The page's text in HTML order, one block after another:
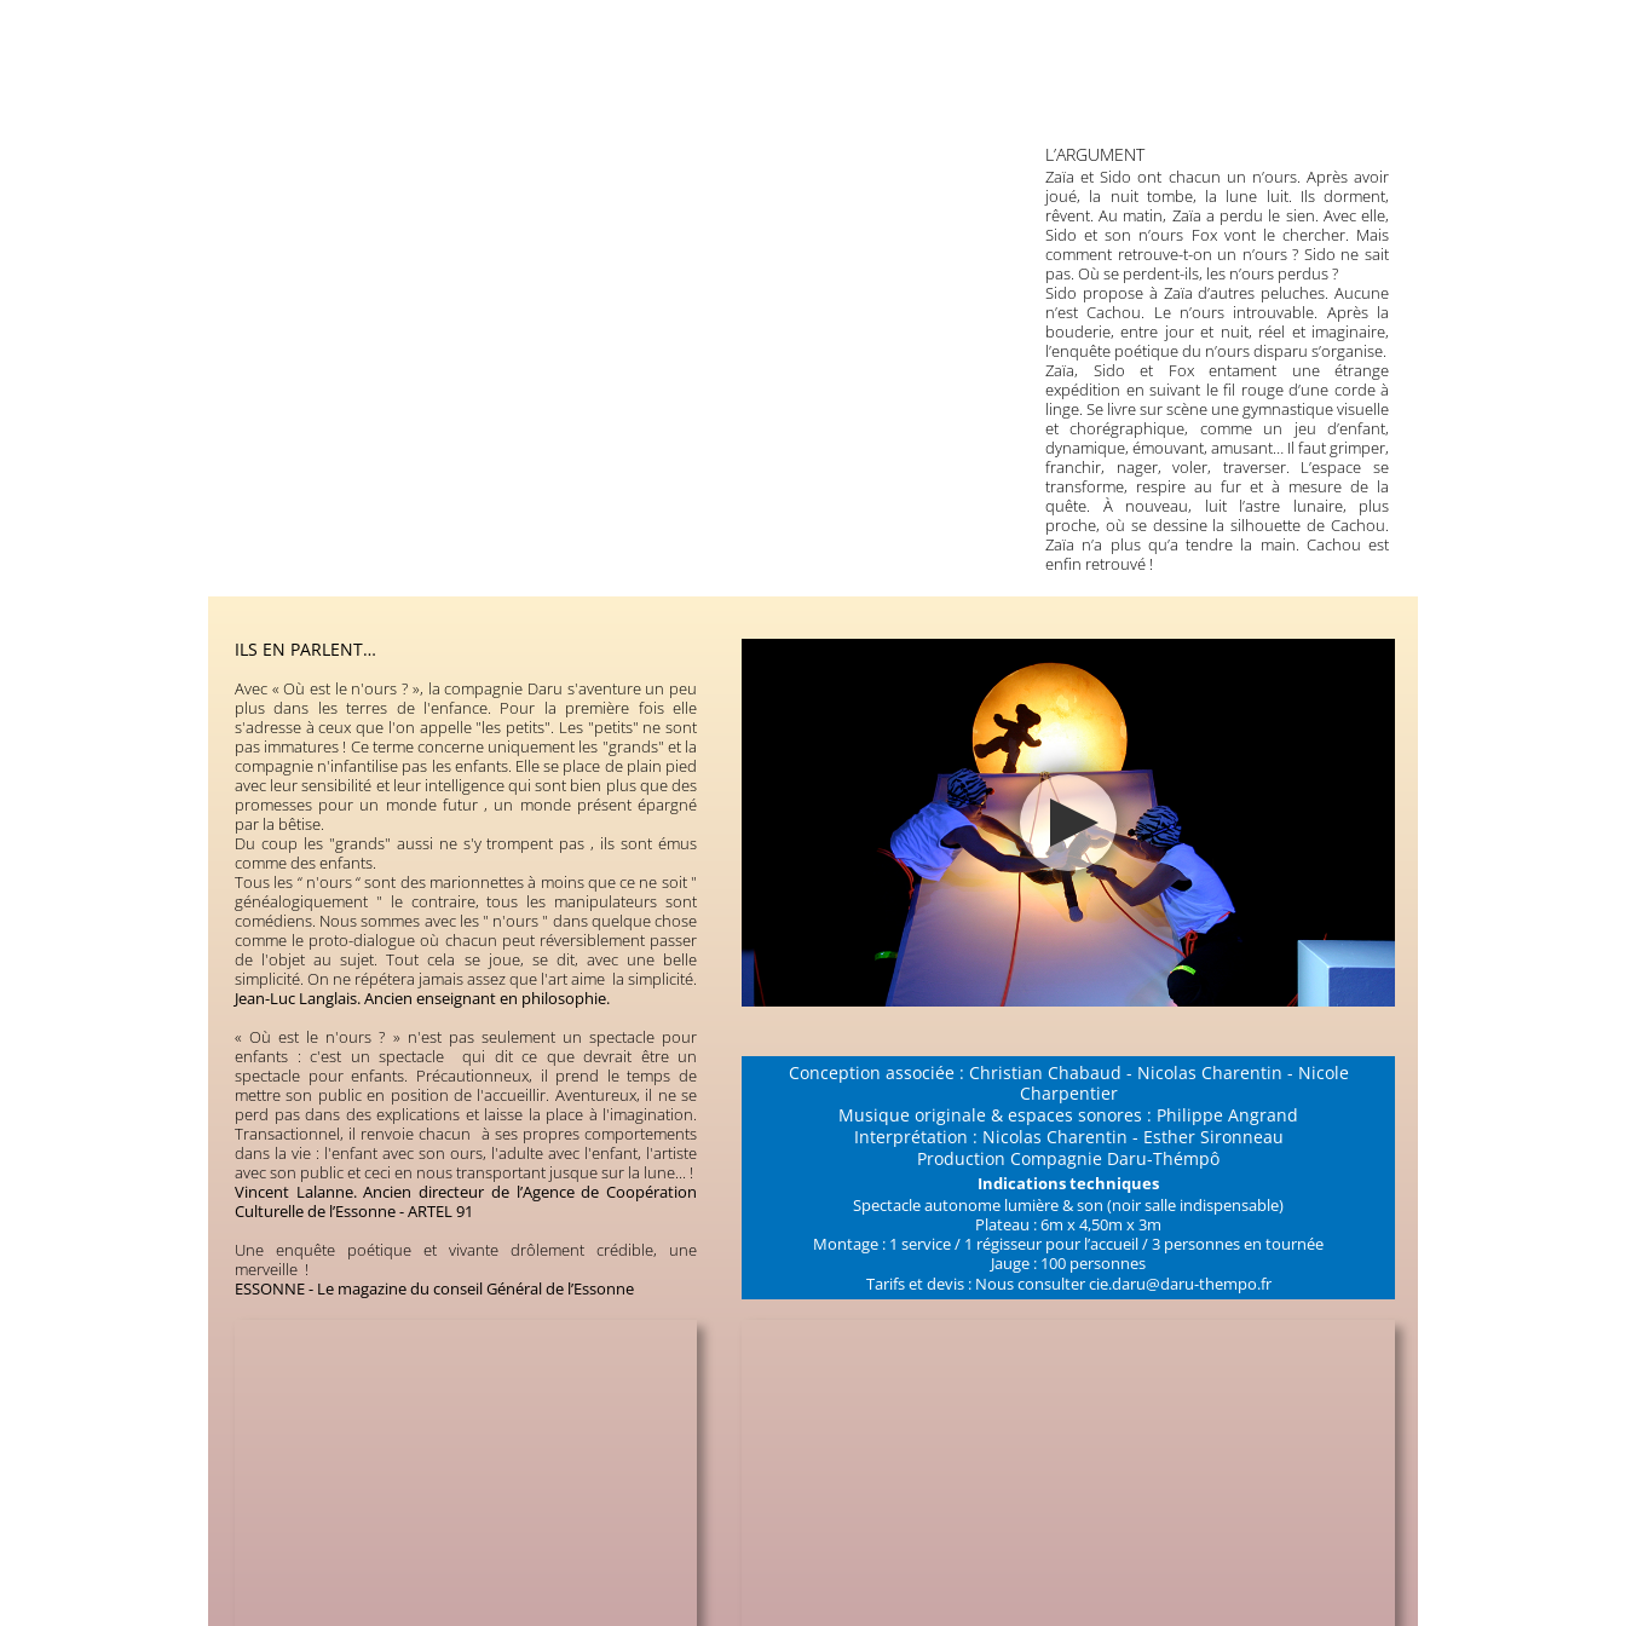
L’ARGUMENT
Zaïa et Sido ont chacun un n’ours. Après avoir
joué, la nuit tombe, la lune luit. Ils dorment,
rêvent. Au matin, Zaïa a perdu le sien. Avec elle,
Sido et son n’ours Fox vont le chercher. Mais
comment retrouve-t-on un n’ours ? Sido ne sait
pas. Où se perdent-ils, les n’ours perdus ?
Sido propose à Zaïa d’autres peluches. Aucune
n’est Cachou. Le n’ours introuvable. Après la
bouderie, entre jour et nuit, réel et imaginaire,
l’enquête poétique du n’ours disparu s’organise.
Zaïa, Sido et Fox entament une étrange
expédition en suivant le fil rouge d’une corde à
linge. Se livre sur scène une gymnastique visuelle
et chorégraphique, comme un jeu d’enfant,
dynamique, émouvant, amusant… Il faut grimper,
franchir, nager, voler, traverser. L’espace se
transforme, respire au fur et à mesure de la
quête. À nouveau, luit l’astre lunaire, plus
proche, où se dessine la silhouette de Cachou.
Zaïa n’a plus qu’a tendre la main. Cachou est
enfin retrouvé !
ILS EN PARLENT…
Avec « Où est le n'ours ? », la compagnie Daru s'aventure un peu
plus dans les terres de l'enfance. Pour la première fois elle
s'adresse à ceux que l'on appelle "les petits". Les "petits" ne sont
pas immatures ! Ce terme concerne uniquement les "grands" et la
compagnie n'infantilise pas les enfants. Elle se place de plain pied
avec leur sensibilité et leur intelligence qui sont bien plus que des
promesses pour un monde futur , un monde présent épargné
par la bêtise.
Du coup les "grands" aussi ne s'y trompent pas , ils sont émus
comme des enfants.
Tous les “ n'ours “ sont des marionnettes à moins que ce ne soit "
généalogiquement " le contraire, tous les manipulateurs sont
comédiens. Nous sommes avec les " n'ours " dans quelque chose
comme le proto-dialogue où chacun peut réversiblement passer
de l'objet au sujet. Tout cela se joue, se dit, avec une belle
simplicité. On ne répétera jamais assez que l'art aime la simplicité.
Jean-Luc Langlais. Ancien enseignant en philosophie.
« Où est le n'ours ? » n'est pas seulement un spectacle pour
enfants : c'est un spectacle qui dit ce que devrait être un
spectacle pour enfants. Précautionneux, il prend le temps de
mettre son public en position de l'accueillir. Aventureux, il ne se
perd pas dans des explications et laisse la place à l'imagination.
Transactionnel, il renvoie chacun à ses propres comportements
dans la vie : l'enfant avec son ours, l'adulte avec l'enfant, l'artiste
avec son public et ceci en nous transportant jusque sur la lune... !
Vincent Lalanne. Ancien directeur de l’Agence de Coopération
Culturelle de l’Essonne - ARTEL 91
Une enquête poétique et vivante drôlement crédible, une
merveille !
ESSONNE - Le magazine du conseil Général de l’Essonne
Conception associée : Christian Chabaud - Nicolas Charentin - Nicole
Charpentier
Musique originale & espaces sonores : Philippe Angrand
Interprétation : Nicolas Charentin - Esther Sironneau
Production Compagnie Daru-Thémpô
Indications techniques
Spectacle autonome lumière & son (noir salle indispensable)
Plateau : 6m x 4,50m x 3m
Montage : 1 service / 1 régisseur pour l’accueil / 3 personnes en tournée
Jauge : 100 personnes
Tarifs et devis : Nous consulter cie.daru@daru-thempo.fr